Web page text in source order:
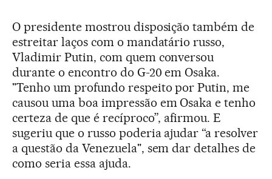
O presidente mostrou disposição também de
estreitar laços com o mandatário russo,
Vladimir Putin, com quem conversou
durante o encontro do G-20 em Osaka.
"Tenho um profundo respeito por Putin, me
causou uma boa impressão em Osaka e tenho
certeza de que é recíproco”, afirmou. E
sugeriu que o russo poderia ajudar “a resolver
a questão da Venezuela", sem dar detalhes de
como seria essa ajuda.